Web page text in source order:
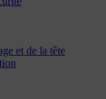
et de la tête